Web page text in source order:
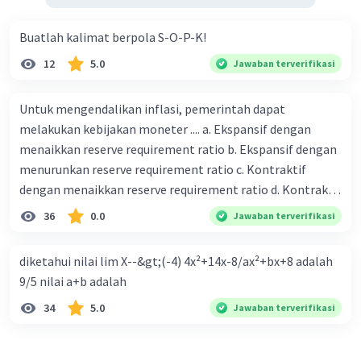
Buatlah kalimat berpola S-O-P-K!
12 5.0 Jawaban terverifikasi
Untuk mengendalikan inflasi, pemerintah dapat
melakukan kebijakan moneter .... a. Ekspansif dengan
menaikkan reserve requirement ratio b. Ekspansif dengan
menurunkan reserve requirement ratio c. Kontraktif
dengan menaikkan reserve requirement ratio d. Kontraktif
dengan menurunkan reserve requirement ratio e.
Ekspansif dengan menaikkan tingkat diskonto Bila Bank
ceteris paribus maka .... a. Menimbulkan inflasi di mana
bentuk kurva jumlah uang beredar (penawaran uang) naik
dari kiri bawah ke kanan atas b. Menimbulkan deflasi di
36 0.0 Jawaban terverifikasi
diketahui nilai lim X--&gt;(-4) 4x²+14x-8/ax²+bx+8 adalah
9/5 nilai a+b adalah
34 5.0 Jawaban terverifikasi